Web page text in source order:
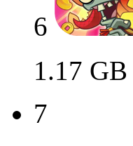
6
1.17 GB
7